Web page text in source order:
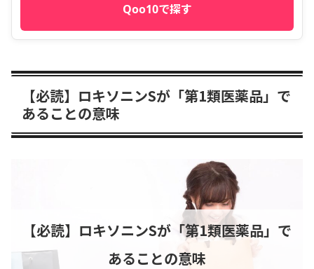
Qoo10で探す
【必読】ロキソニンSが「第1類医薬品」で
あることの意味
【必読】ロキソニンSが「第1類医薬品」で
あることの意味